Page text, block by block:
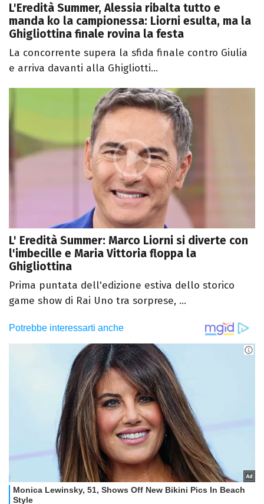
L'Eredità Summer, Alessia ribalta tutto e
manda ko la campionessa: Liorni esulta, ma la
Ghigliottina finale rovina la festa
La concorrente supera la sfida finale contro Giulia
e arriva davanti alla Ghigliotti...
L' Eredità Summer: Marco Liorni si diverte con
l'imbecille e Maria Vittoria floppa la
Ghigliottina
Prima puntata dell'edizione estiva dello storico
game show di Rai Uno tra sorprese, ...